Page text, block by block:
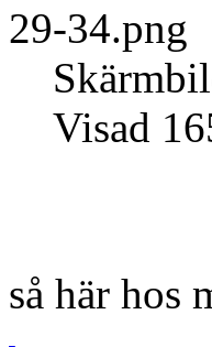
Visad
så här hos